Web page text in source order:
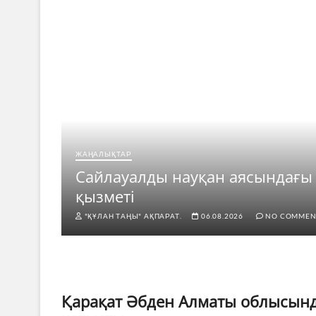
ЖАҢАЛЫҚТАР
Сайлауалды науқан
қызметі
"ҚҰЛАН ТАҢЫ" АҚПАРАТ. 06.08.2026 NO
Қарақат Әбден Алматы